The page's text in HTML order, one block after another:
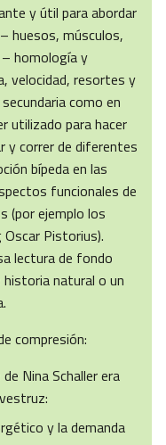
y útil para abordar
huesos, músculos,
homología y
velocidad, resortes y
como en
utilizado para hacer
y correr de diferentes
bípeda en las
funcionales de
(por ejemplo los
Pistorius).
lectura de fondo
natural o un
compresión:
Nina Schaller era
y la demanda